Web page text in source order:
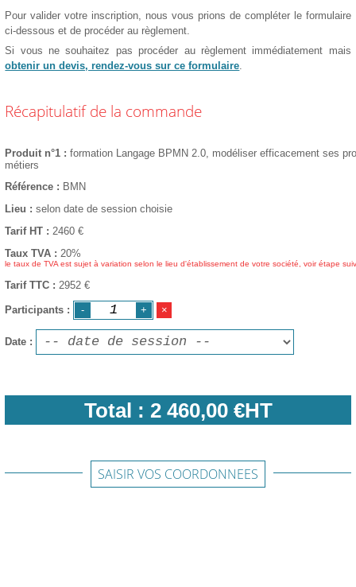
Pour valider votre inscription, nous vous prions de compléter le formulaire
ci-dessous et de procéder au règlement.
Si vous ne souhaitez pas procéder au règlement immédiatement mais
obtenir un devis, rendez-vous sur ce formulaire
Récapitulatif de la commande
Produit n°1
formation Langage BPMN 2.0, modéliser efficacement ses
métiers
Référence
BMN
Lieu
selon date de session choisie
Tarif HT
2460 €
Taux TVA
20%
le taux de TVA est sujet à variation selon le lieu d'établissement de votre société, voir étape
Tarif TTC 2952 €
Participants
Date
Total : 2 460,00 €HT
SAISIR VOS COORDONNEES